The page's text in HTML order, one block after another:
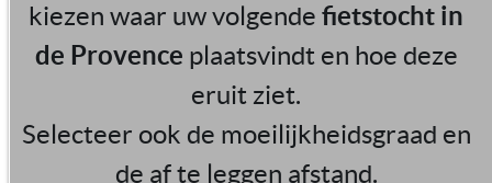
kiezen waar uw volgende fietstocht in
de Provence plaatsvindt en hoe deze
eruit ziet.
Selecteer ook de moeilijkheidsgraad en
de af te leggen afstand.